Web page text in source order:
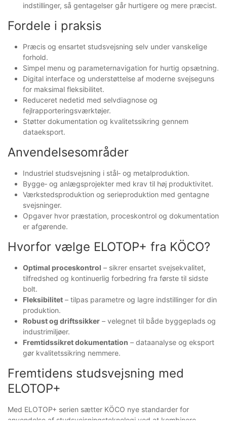
indstillinger, så gentagelser går hurtigere og mere præcist.
Fordele i praksis
Præcis og ensartet studsvejsning selv under vanskelige
forhold.
Simpel menu og parameternavigation for hurtig opsætning.
Digital interface og understøttelse af moderne svejseguns
for maksimal fleksibilitet.
Reduceret nedetid med selvdiagnose og
fejlrapporteringsværktøjer.
Støtter dokumentation og kvalitetssikring gennem
dataeksport.
Anvendelsesområder
Industriel studsvejsning i stål‑ og metalproduktion.
Bygge‑ og anlægsprojekter med krav til høj produktivitet.
Værkstedsproduktion og serieproduktion med gentagne
svejsninger.
Opgaver hvor præstation, proceskontrol og dokumentation
er afgørende.
Hvorfor vælge ELOTOP+ fra KÖCO?
Optimal proceskontrol – sikrer ensartet svejsekvalitet,
tilfredshed og kontinuerlig forbedring fra første til sidste
bolt.
Fleksibilitet – tilpas parametre og lagre indstillinger for din
produktion.
Robust og driftssikker – velegnet til både byggeplads og
industrimiljøer.
Fremtidssikret dokumentation – dataanalyse og eksport
gør kvalitetssikring nemmere.
Fremtidens studsvejsning med
ELOTOP+
Med ELOTOP+ serien sætter KÖCO nye standarder for
anvendelse af studsvejsningsteknologi ved at kombinere